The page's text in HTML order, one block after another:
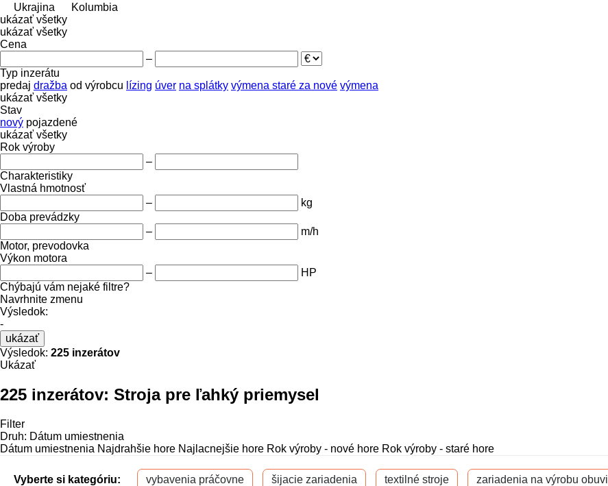
Ukrajina
Kolumbia
ukázať všetky
ukázať všetky
Cena
–
Typ inzerátu
predaj dražba od výrobcu lízing úver na splátky výmena staré za nové výmena
ukázať všetky
Stav
nový pojazdené
ukázať všetky
Rok výroby
–
Charakteristiky
Vlastná hmotnosť
–
kg
Doba prevádzky
–
m/h
Motor, prevodovka
Výkon motora
–
HP
Chýbajú vám nejaké filtre?
Navrhnite zmenu
Výsledok:
-
ukázať
Výsledok: 225 inzerátov
Ukázať
225 inzerátov: Stroja pre ľahký priemysel
Filter
Druh: Dátum umiestnenia
Dátum umiestnenia Najdrahšie hore Najlacnejšie hore Rok výroby - nové hore Rok výroby - staré hore
Vyberte si kategóriu: vybavenia práčovne šijacie zariadenia textilné stroje zariadenia na výrobu obuvi